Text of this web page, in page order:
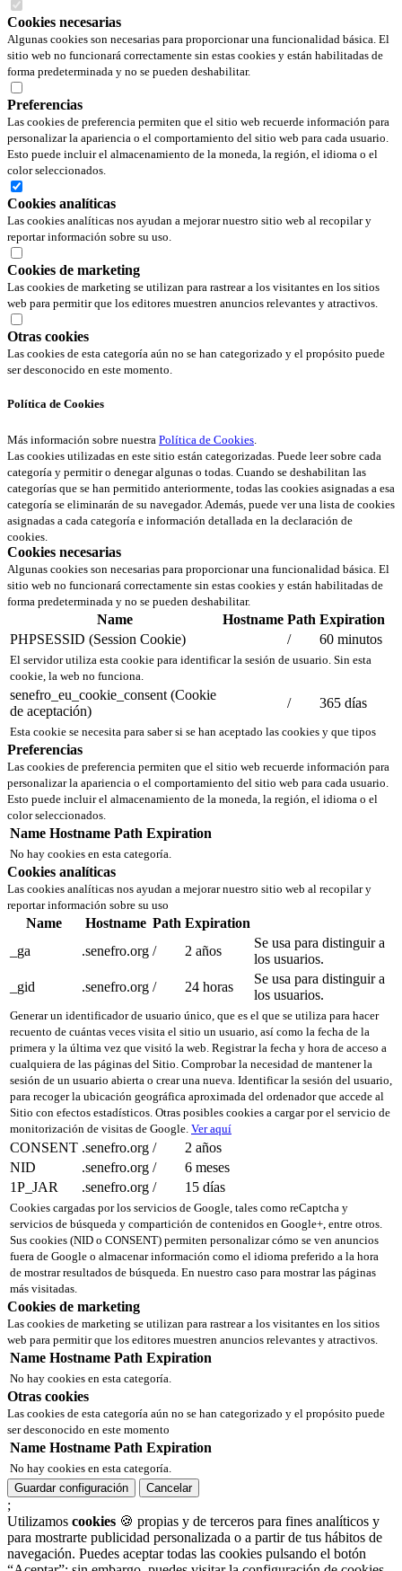
Cookies necesarias
Algunas cookies son necesarias para proporcionar una funcionalidad básica. El
sitio web no funcionará correctamente sin estas cookies y están habilitadas de
forma predeterminada y no se pueden deshabilitar.
Preferencias
Las cookies de preferencia permiten que el sitio web recuerde información para
personalizar la apariencia o el comportamiento del sitio web para cada usuario.
Esto puede incluir el almacenamiento de la moneda, la región, el idioma o el
color seleccionados.
Cookies analíticas
Las cookies analíticas nos ayudan a mejorar nuestro sitio web al recopilar y
reportar información sobre su uso.
Cookies de marketing
Las cookies de marketing se utilizan para rastrear a los visitantes en los sitios
web para permitir que los editores muestren anuncios relevantes y atractivos.
Otras cookies
Las cookies de esta categoría aún no se han categorizado y el propósito puede
ser desconocido en este momento.
Política de Cookies
Más información sobre nuestra Política de Cookies.
Las cookies utilizadas en este sitio están categorizadas. Puede leer sobre cada
categoría y permitir o denegar algunas o todas. Cuando se deshabilitan las
categorías que se han permitido anteriormente, todas las cookies asignadas a esa
categoría se eliminarán de su navegador. Además, puede ver una lista de cookies
asignadas a cada categoría e información detallada en la declaración de
cookies.
Cookies necesarias
Algunas cookies son necesarias para proporcionar una funcionalidad básica. El
sitio web no funcionará correctamente sin estas cookies y están habilitadas de
forma predeterminada y no se pueden deshabilitar.
Name Hostname Path Expiration
PHPSESSID (Session Cookie)
/ 60 minutos
El servidor utiliza esta cookie para identificar la sesión de usuario. Sin esta
cookie, la web no funciona.
senefro_eu_cookie_consent (Cookie
de aceptación)
/ 365 días
Esta cookie se necesita para saber si se han aceptado las cookies y que tipos
Preferencias
Las cookies de preferencia permiten que el sitio web recuerde información para
personalizar la apariencia o el comportamiento del sitio web para cada usuario.
Esto puede incluir el almacenamiento de la moneda, la región, el idioma o el
color seleccionados.
Name Hostname Path Expiration
No hay cookies en esta categoría.
Cookies analíticas
Las cookies analíticas nos ayudan a mejorar nuestro sitio web al recopilar y
reportar información sobre su uso
Name Hostname Path Expiration
_ga
.senefro.org / 2 años
Se usa para distinguir a
los usuarios.
_gid
.senefro.org / 24 horas
Se usa para distinguir a
los usuarios.
Generar un identificador de usuario único, que es el que se utiliza para hacer
recuento de cuántas veces visita el sitio un usuario, así como la fecha de la
primera y la última vez que visitó la web. Registrar la fecha y hora de acceso a
cualquiera de las páginas del Sitio. Comprobar la necesidad de mantener la
sesión de un usuario abierta o crear una nueva. Identificar la sesión del usuario,
para recoger la ubicación geográfica aproximada del ordenador que accede al
Sitio con efectos estadísticos. Otras posibles cookies a cargar por el servicio de
monitorización de visitas de Google. Ver aquí
CONSENT .senefro.org /
2 años
NID
.senefro.org /
6 meses
1P_JAR
.senefro.org / 15 días
Cookies cargadas por los servicios de Google, tales como reCaptcha y
servicios de búsqueda y compartición de contenidos en Google+, entre otros.
Sus cookies (NID o CONSENT) permiten personalizar cómo se ven anuncios
fuera de Google o almacenar información como el idioma preferido a la hora
de mostrar resultados de búsqueda. En nuestro caso para mostrar las páginas
más visitadas.
Cookies de marketing
Las cookies de marketing se utilizan para rastrear a los visitantes en los sitios
web para permitir que los editores muestren anuncios relevantes y atractivos.
Name Hostname Path Expiration
No hay cookies en esta categoría.
Otras cookies
Las cookies de esta categoría aún no se han categorizado y el propósito puede
ser desconocido en este momento
Name Hostname Path Expiration
No hay cookies en esta categoría.
Guardar configuración
Cancelar
;
Utilizamos cookies 🍪 propias y de terceros para fines analíticos y
para mostrarte publicidad personalizada o a partir de tus hábitos de
navegación. Puedes aceptar todas las cookies pulsando el botón